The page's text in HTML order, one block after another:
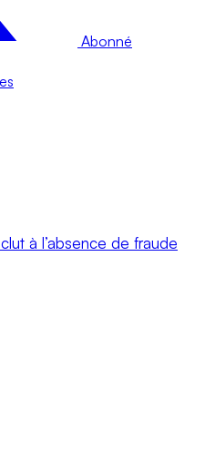
Abonné
à l’absence de fraude